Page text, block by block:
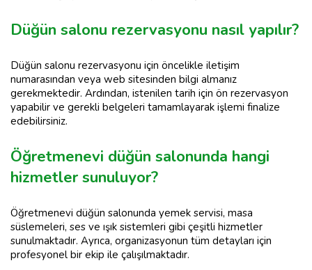
Düğün salonu rezervasyonu nasıl yapılır?
Düğün salonu rezervasyonu için öncelikle iletişim
numarasından veya web sitesinden bilgi almanız
gerekmektedir. Ardından, istenilen tarih için ön rezervasyon
yapabilir ve gerekli belgeleri tamamlayarak işlemi finalize
edebilirsiniz.
Öğretmenevi düğün salonunda hangi
hizmetler sunuluyor?
Öğretmenevi düğün salonunda yemek servisi, masa
süslemeleri, ses ve ışık sistemleri gibi çeşitli hizmetler
sunulmaktadır. Ayrıca, organizasyonun tüm detayları için
profesyonel bir ekip ile çalışılmaktadır.